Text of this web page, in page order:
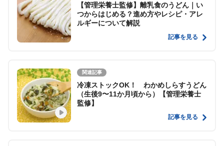
【管理栄養士監修】離乳食のうどん｜い
つからはじめる？進め方やレシピ・アレ
ルギーについて解説
記事を見る
関連記事
冷凍ストックOK！ わかめしらすうどん
（生後9〜11か月頃から）【管理栄養士
監修】
記事を見る